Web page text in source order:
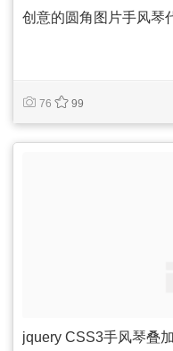
创意的圆角图片手风琴
76 99
jquery CSS3手风琴叠